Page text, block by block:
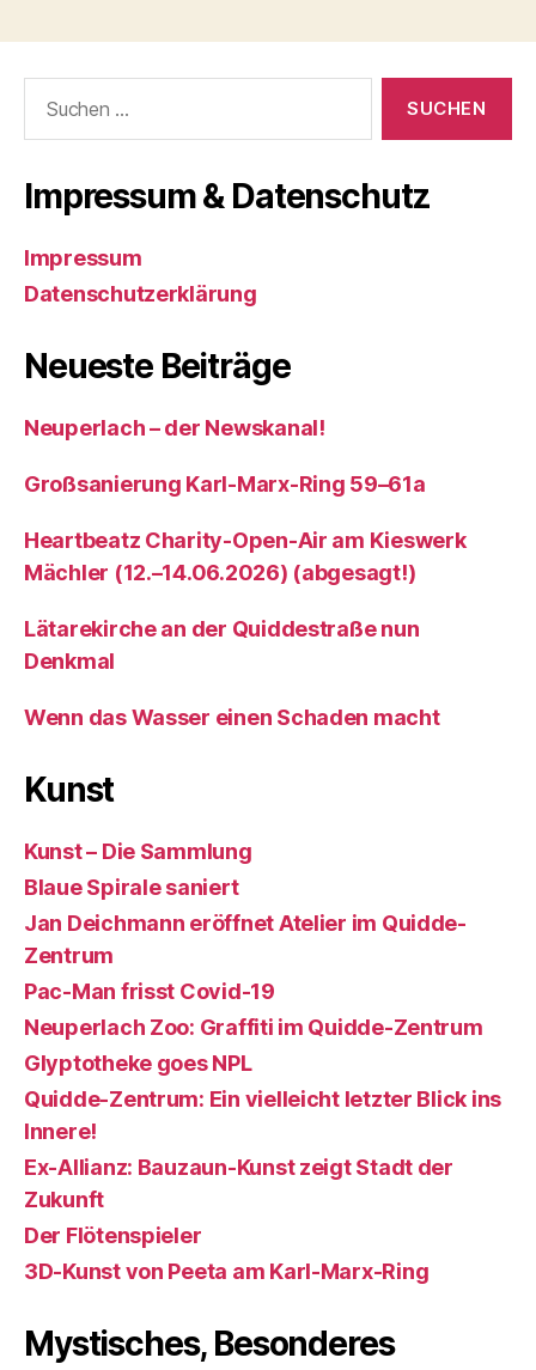
nach:
Impressum & Datenschutz
Impressum
Datenschutzerklärung
Neueste Beiträge
Neuperlach – der Newskanal!
Großsanierung Karl-Marx-Ring 59–61a
Heartbeatz Charity-Open-Air am Kieswerk
Mächler (12.–14.06.2026) (abgesagt!)
Lätarekirche an der Quiddestraße nun
Denkmal
Wenn das Wasser einen Schaden macht
Kunst
Kunst – Die Sammlung
Blaue Spirale saniert
Jan Deichmann eröffnet Atelier im Quidde-
Zentrum
Pac-Man frisst Covid-19
Neuperlach Zoo: Graffiti im Quidde-Zentrum
Glyptotheke goes NPL
Quidde-Zentrum: Ein vielleicht letzter Blick ins
Innere!
Ex-Allianz: Bauzaun-Kunst zeigt Stadt der
Zukunft
Der Flötenspieler
3D-Kunst von Peeta am Karl-Marx-Ring
Mystisches, Besonderes